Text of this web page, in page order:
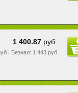
1 400.87 руб.
| Безнал: 1 443 руб